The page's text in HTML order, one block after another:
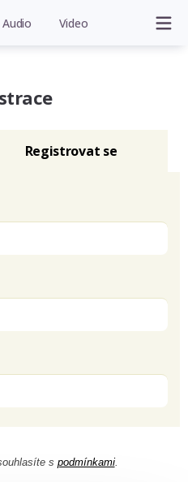
Audio Video
Registrovat se
s podmínkami.